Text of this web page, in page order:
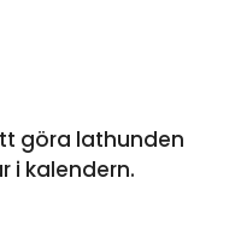
göra lathunden
i kalendern.